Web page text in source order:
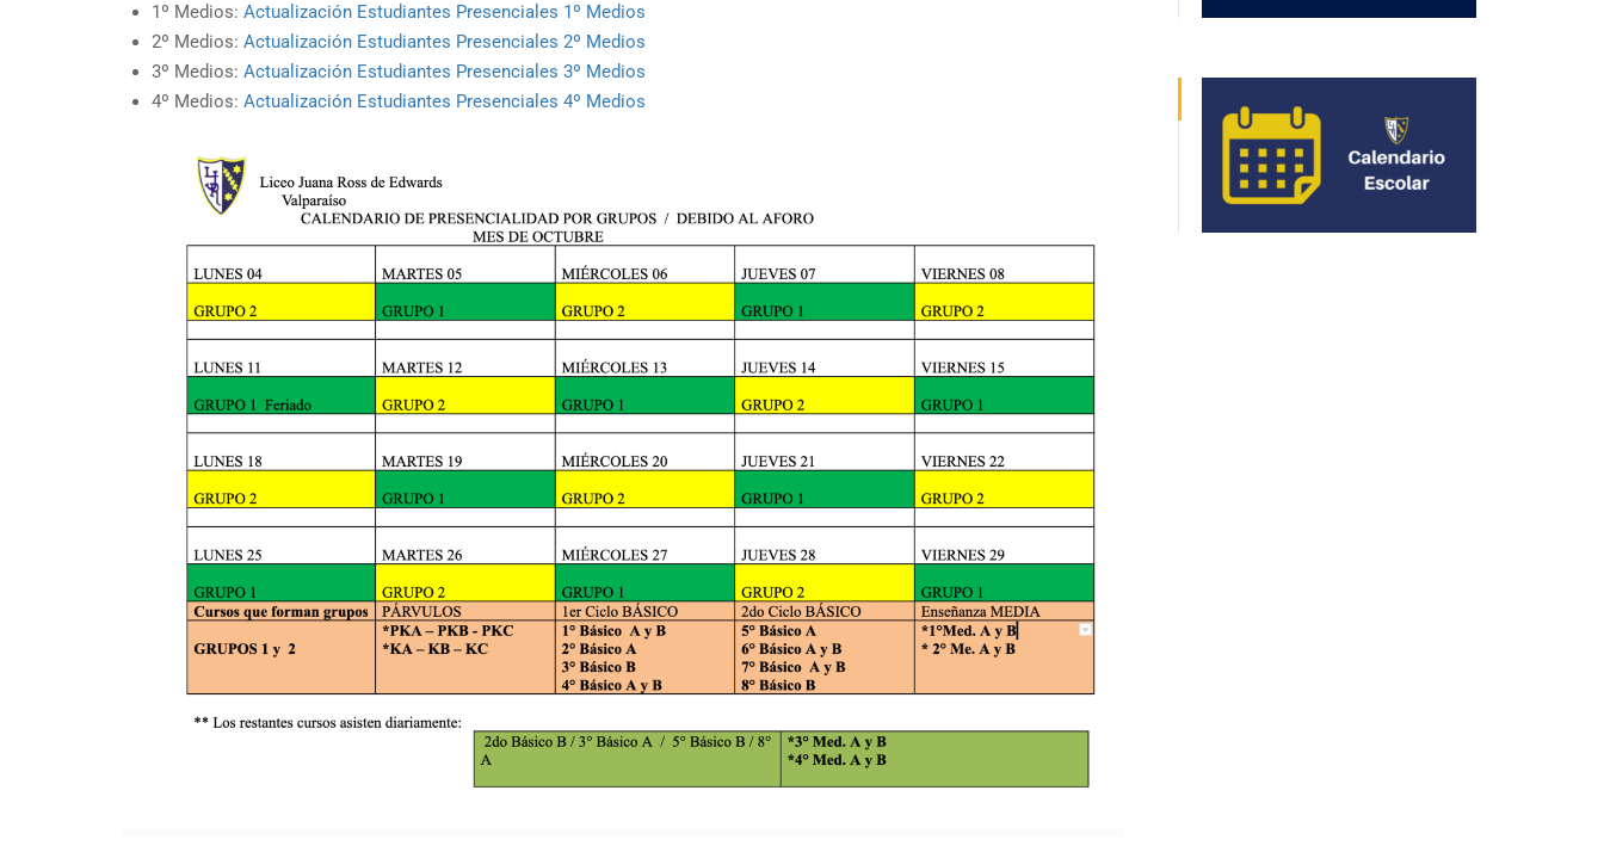
1º Medios: Actualización Estudiantes Presenciales 1º Medios
2º Medios: Actualización Estudiantes Presenciales 2º Medios
3º Medios: Actualización Estudiantes Presenciales 3º Medios
4º Medios: Actualización Estudiantes Presenciales 4º Medios